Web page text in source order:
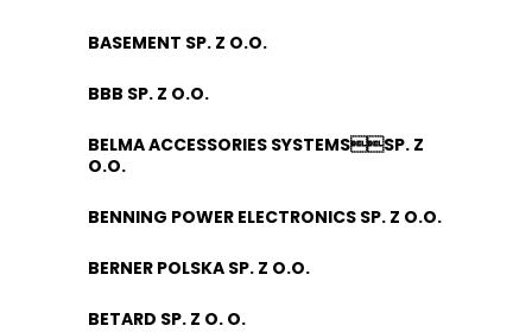
BASEMENT SP. Z O.O.
BBB SP. Z O.O.
BELMA ACCESSORIES SYSTEMSSP. Z
O.O.
BENNING POWER ELECTRONICS SP. Z O.O.
BERNER POLSKA SP. Z O.O.
BETARD SP. Z O. O.